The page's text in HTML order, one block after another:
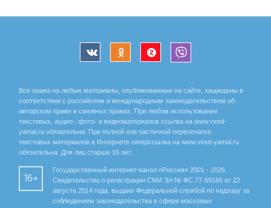
Все права на любые материалы, опубликованные на сайте, защищены в
соответствии с российским и международным законодательством об
авторском праве и смежных правах. При любом использовании
текстовых, аудио-, фото- и видеоматериалов ссылка на www.vesti-
yamal.ru обязательна. При полной или частичной перепечатке
текстовых материалов в Интернете гиперссылка на www.vesti-yamal.ru
обязательна. Для лиц старше 16 лет.
16+
Государственный интернет-канал «Россия» 2001 - 2026.
Свидетельство о регистрации СМИ Эл № ФС 77-59166 от 22
августа 2014 года, выдано Федеральной службой по надзору за
соблюдением законодательства в сфере массовых